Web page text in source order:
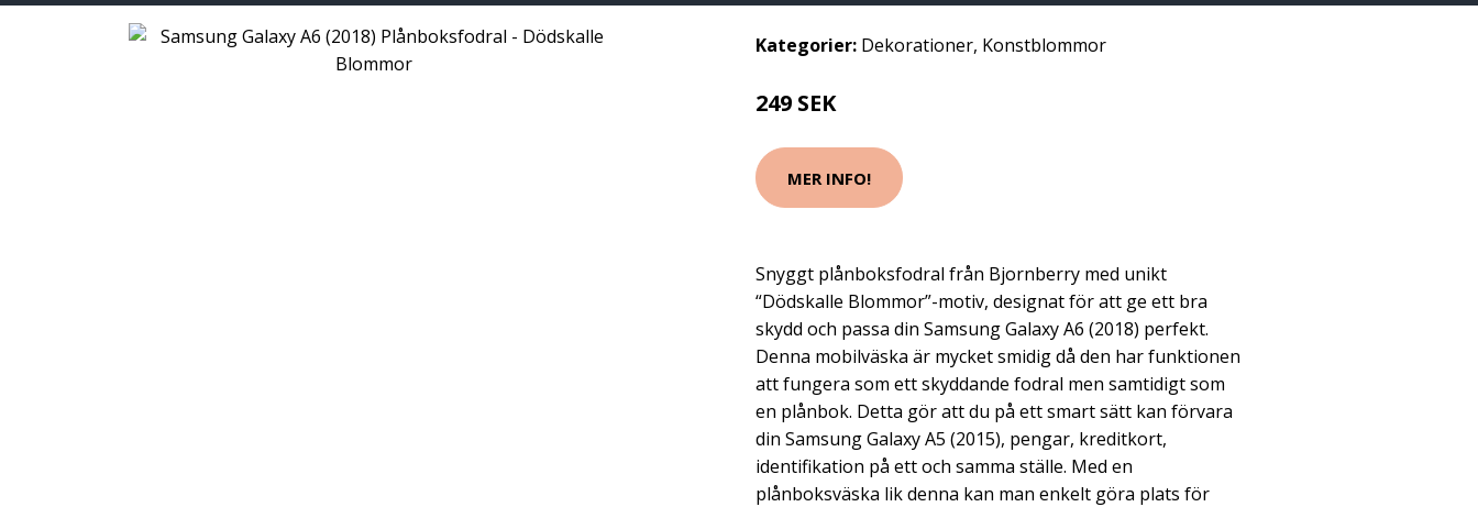
Kategorier: Dekorationer, Konstblommor
249 SEK
MER INFO!
Snyggt plånboksfodral från Bjornberry med unikt
“Dödskalle Blommor”-motiv, designat för att ge ett bra
skydd och passa din Samsung Galaxy A6 (2018) perfekt.
Denna mobilväska är mycket smidig då den har funktionen
att fungera som ett skyddande fodral men samtidigt som
en plånbok. Detta gör att du på ett smart sätt kan förvara
din Samsung Galaxy A5 (2015), pengar, kreditkort,
identifikation på ett och samma ställe. Med en
plånboksväska lik denna kan man enkelt göra plats för